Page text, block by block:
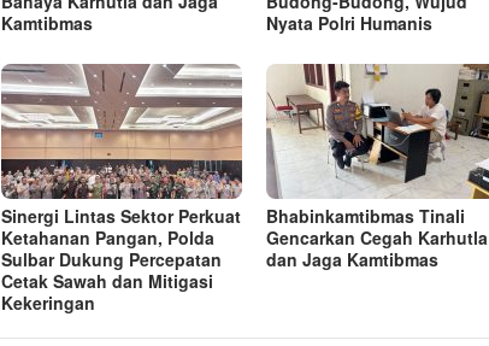
Kamtibmas
Nyata Polri Humanis
Sinergi Lintas Sektor Perkuat
Ketahanan Pangan, Polda
Sulbar Dukung Percepatan
Cetak Sawah dan Mitigasi
Kekeringan
Bhabinkamtibmas Tinali
Gencarkan Cegah Karhutla
dan Jaga Kamtibmas